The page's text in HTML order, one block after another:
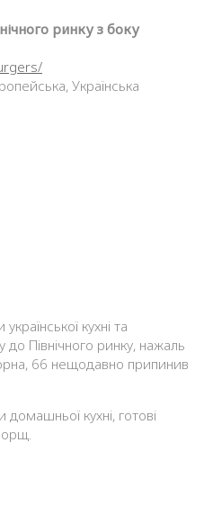
ринку з боку
Українська
кухні та
до Північного ринку, нажаль
66 нещодавно припинив
кухні, готові